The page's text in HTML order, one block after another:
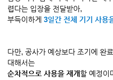
렵다는 입장을 전달받아,
부득이하게 3일간 전체 기기 사용
다만, 공사가 예상보다 조기에 완
대해서는
순차적으로 사용을 재개할 예정이